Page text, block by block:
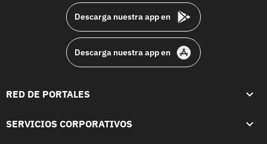
Descarga nuestra app en
Descarga nuestra app en
RED DE PORTALES
SERVICIOS CORPORATIVOS